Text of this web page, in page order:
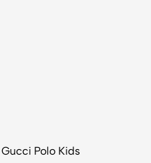
Gucci Polo Kids